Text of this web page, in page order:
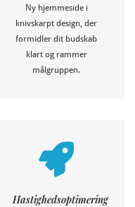
Ny hjemmeside i
knivskarpt design, der
formidler dit budskab
klart og rammer
målgruppen.
Hjemmesider
Med en detaljeret
projektbeskrivelse er vi enige om
opgaven, og du er med i
Hastighedsoptimering
Læs mere